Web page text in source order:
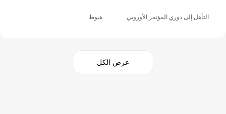
التأهل إلى دوري المؤتمر الأوروبي هبوط
عرض الكل